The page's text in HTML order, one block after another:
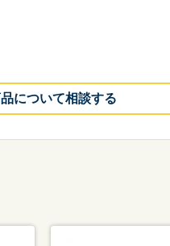
について相談する